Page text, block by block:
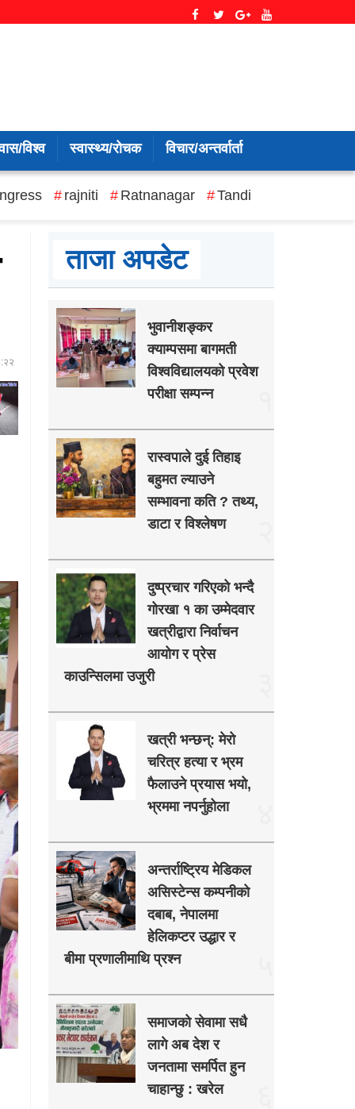
विश्व स्वास्थ्य/रोचक विचार/अन्तर्वार्ता
rajniti Ratnanagar Tandi
ताजा अपडेट
भुवानीशङ्कर
क्याम्पसमा बागमती
विश्वविद्यालयको प्रवेश
परीक्षा सम्पन्न
रास्वपाले दुई तिहाइ
बहुमत ल्याउने
सम्भावना कति ? तथ्य,
डाटा र विश्लेषण
दुष्प्रचार गरिएको भन्दै
गोरखा १ का उम्मेदवार
खत्रीद्वारा निर्वाचन
आयोग र प्रेस
काउन्सिलमा उजुरी
खत्री भन्छन्: मेरो
चरित्र हत्या र भ्रम
फैलाउने प्रयास भयो,
भ्रममा नपर्नुहोला
अन्तर्राष्ट्रिय मेडिकल
असिस्टेन्स कम्पनीको
दबाब, नेपालमा
हेलिकप्टर उद्धार र
बीमा प्रणालीमाथि प्रश्न
समाजको सेवामा सधै
लागे अब देश र
जनतामा समर्पित हुन
चाहान्छु : खरेल